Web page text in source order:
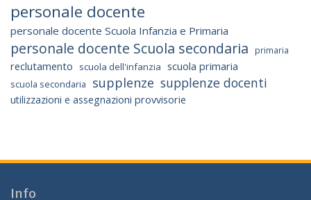
personale docente
personale docente Scuola Infanzia e Primaria
personale docente Scuola secondaria primaria
reclutamento scuola dell'infanzia scuola primaria
scuola secondaria supplenze supplenze docenti
utilizzazioni e assegnazioni provvisorie
Info